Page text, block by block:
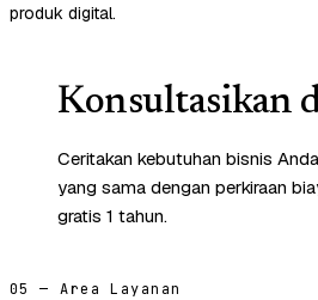
produk digital.
Konsultasikan
Ceritakan kebutuhan bisnis
yang sama dengan perkiraan
gratis 1 tahun.
05 — Area Layanan